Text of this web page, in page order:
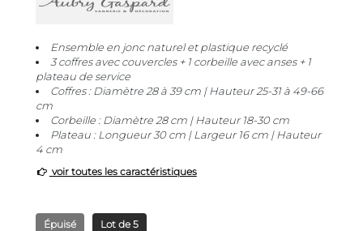
Ensemble en jonc naturel et plastique recyclé
3 coffres avec couvercles + 1 corbeille avec anses + 1
plateau de service
Coffres : Diamètre 28 à 39 cm | Hauteur 25-31 à 49-66
cm
Corbeille : Diamètre 28 cm | Hauteur 18-30 cm
Plateau : Longueur 30 cm | Largeur 16 cm | Hauteur
4 cm
voir toutes les caractéristiques
Épuisé Lot de 5